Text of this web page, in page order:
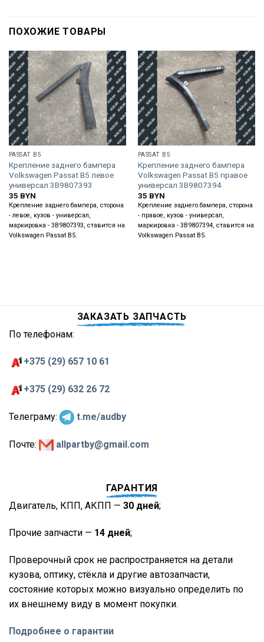
ПОХОЖИЕ ТОВАРЫ
PASSAT B5
Крепление заднего бампера
Volkswagen Passat B5 левое
универсал 3B9807393
35 BYN
Крепление заднего бампера, сторона
- левое, кузов - универсал,
маркировка - 3B9807393, ставится на
Volkswagen Passat B5.
PASSAT B5
Крепление заднего бампера
Volkswagen Passat B5 правое
универсал 3B9807394
35 BYN
Крепление заднего бампера, сторона
- правое, кузов - универсал,
маркировка - 3B9807394, ставится на
Volkswagen Passat B5.
ЗАКАЗАТЬ ЗАПЧАСТЬ
По телефонам:
+375 (29) 657 10 61
+375 (29) 632 26 72
Телеграму: t.me/audby
Почте: allpartby@gmail.com
ГАРАНТИЯ
Двигатель, КПП, АКПП — 30 дней;
Прочие запчасти — 14 дней;
Проверочный срок не распространяется на детали
кузова, оптику, стёкла и другие автозапчасти,
состояние которых можно визуально определить по
их внешнему виду в момент покупки.
Подробнее о гарантии